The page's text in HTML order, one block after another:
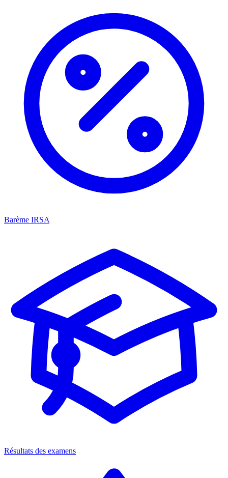
Barème IRSA
Résultats des examens